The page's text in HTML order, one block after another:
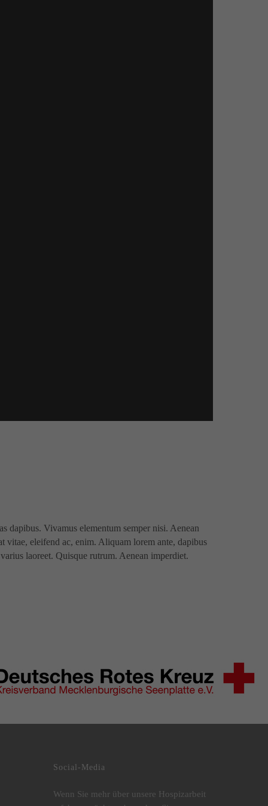
dapibus. Vivamus elementum semper nisi. Aenean
vitae, eleifend ac, enim. Aliquam lorem ante, dapibus
laoreet. Quisque rutrum. Aenean imperdiet.
Social-Media
Wenn Sie mehr über unsere Hospizarbeit